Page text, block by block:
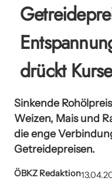
drückt Kurse
Sinkende
Weizen, Mais und
die enge
Getreidepreisen.
ÖBKZ Redaktion